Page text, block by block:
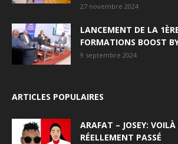
27 novembre 2024
LANCEMENT DE LA
FORMATIONS BOOST
9 septembre 2024
ARTICLES POPULAIRES
ARAFAT – JOSEY: VOILÀ
RÉELLEMENT PASSÉ